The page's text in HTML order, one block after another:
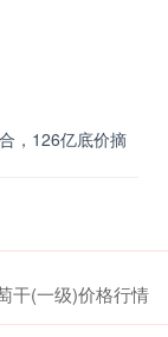
，126亿底价摘
干(一级)价格行情